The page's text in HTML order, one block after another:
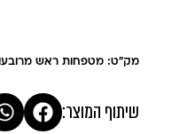
מק"ט: מטפחות ראש מרובעות
שיתוף המוצר: